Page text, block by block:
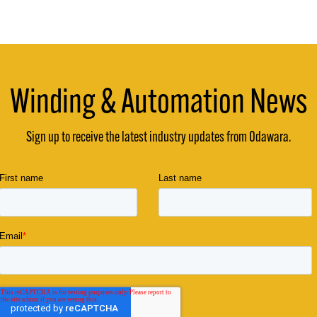
Winding & Automation News
Sign up to receive the latest industry updates from Odawara.